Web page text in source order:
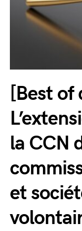
[Best of
la CCN
et